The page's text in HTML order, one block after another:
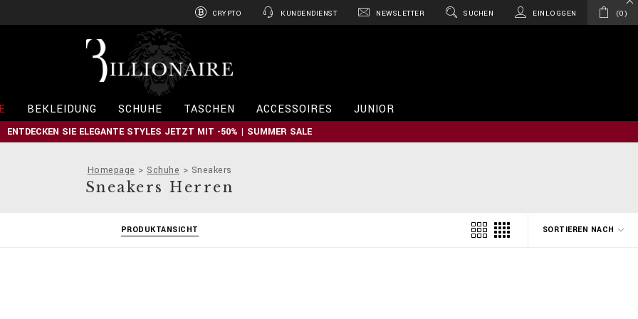
CRYPTO KUNDENDIENST NEWSLETTER SUCHEN EINLOGGEN 0
l
o
n
a
BEKLEIDUNG SCHUHE TASCHEN ACCESSOIRES JUNIOR
ENTDECKEN SIE ELEGANTE STYLES JETZT MIT -50% | SUMMER SALE
Homepage Schuhe Sneakers
Sneakers Herren
SORTIEREN NACH
PRODUKTANSICHT